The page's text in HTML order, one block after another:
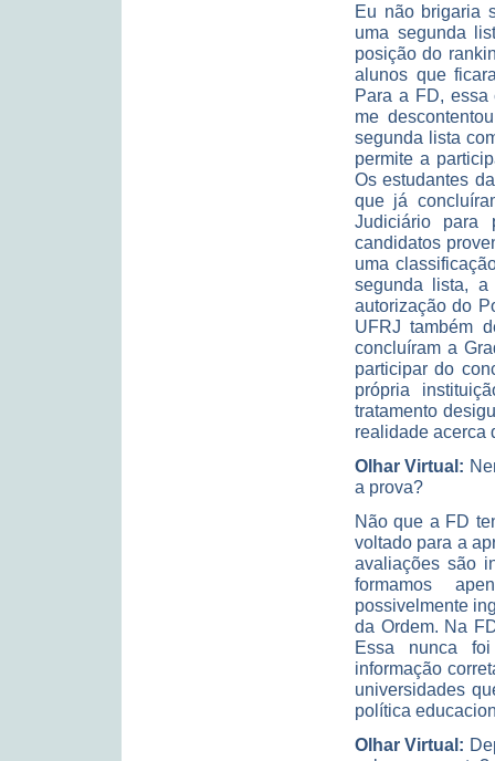
Eu não brigaria
uma segunda
posição do
alunos que
Para a FD, essa
me
segunda lista
permite a
Os estudantes
que já
Judiciário para
candidatos
uma
segunda lista,
autorização do
UFRJ também
concluíram a
participar do
própria
tratamento
realidade acerca
Olhar Virtual:
a prova?
Não que a FD
voltado para a
avaliações são
formamos
possivelmente
da Ordem. Na
Essa nunca
informação
universidades
política
Olhar Virtual: